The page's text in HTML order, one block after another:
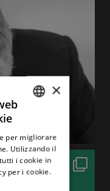
ENGLISH
×
per migliorare
Utilizzando il
i cookie in
per i cookie.